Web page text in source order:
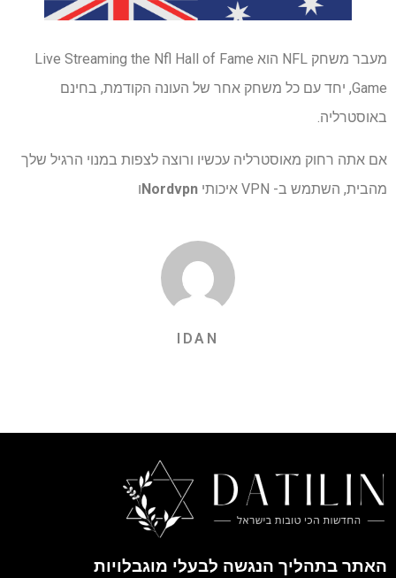
מעבר משחק NFL הוא Live Streaming the Nfl Hall of Fame
Game, יחד עם כל משחק אחר של העונה הקודמת, בחינם
באוסטרליה.
אם אתה רחוק מאוסטרליה עכשיו ורוצה לצפות במנוי הרגיל שלך
מהבית, השתמש ב- VPN איכותי
Nordvpnו
IDAN
האתר בתהליך הנגשה לבעלי מוגבלויות